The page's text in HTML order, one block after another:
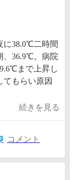
に38.0℃二時間
、36.9℃。病院
まで上昇し
てもらい原因
続きを見る
コメント